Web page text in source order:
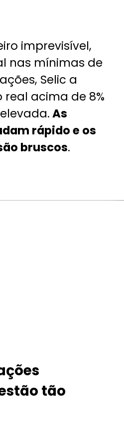
imprevisível,
nas mínimas de
Selic a
real acima de 8%
As
rápido e os
bruscos.
tão